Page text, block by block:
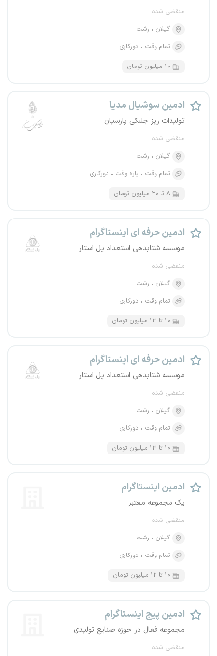
منقضی شده
گیلان
رشت
تمام وقت
دورکاری
۱۰ میلیون تومان
ادمین سوشیال مدیا
تولیدات ریز جلبکی پارسیان
منقضی شده
گیلان
رشت
تمام وقت
پاره وقت دورکاری
۸ تا ۲۰ میلیون تومان
ادمین حرفه ای اینستاگرام
موسسه شتابدهی استعداد پل استار
منقضی شده
گیلان
رشت
تمام وقت
دورکاری
۱۰ تا ۱۳ میلیون تومان
ادمین حرفه ای اینستاگرام
موسسه شتابدهی استعداد پل استار
منقضی شده
گیلان
رشت
تمام وقت
دورکاری
۱۰ تا ۱۳ میلیون تومان
ادمین اینستاگرام
یک مجموعه معتبر
منقضی شده
گیلان
رشت
تمام وقت
دورکاری
۱۰ تا ۱۲ میلیون تومان
ادمین پیج اینستاگرام
مجموعه فعال در حوزه صنایع تولیدی
منقضی شده